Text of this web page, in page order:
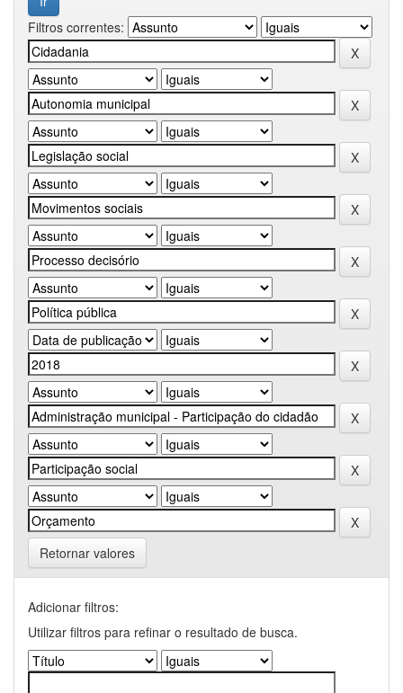
Filtros correntes:
Retornar valores
Adicionar filtros:
Utilizar filtros para refinar o resultado de busca.